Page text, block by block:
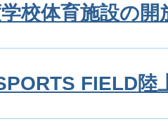
校体育施設の開
FIELD陸